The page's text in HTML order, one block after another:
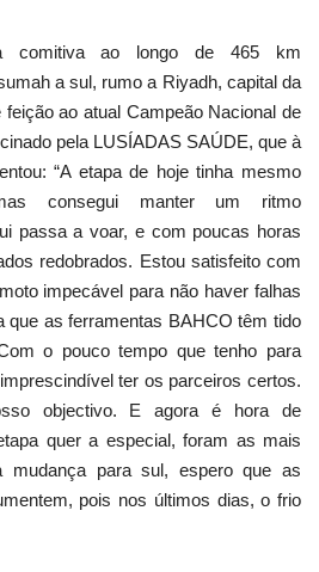
comitiva ao longo de 465 km
a sul, rumo a Riyadh, capital da
ao atual Campeão Nacional de
pela LUSÍADAS SAÚDE, que à
“A etapa de hoje tinha mesmo
consegui manter um ritmo
passa a voar, e com poucas horas
redobrados. Estou satisfeito com
impecável para não haver falhas
que as ferramentas BAHCO têm tido
o pouco tempo que tenho para
ter os parceiros certos.
objectivo. E agora é hora de
quer a especial, foram as mais
mudança para sul, espero que as
pois nos últimos dias, o frio